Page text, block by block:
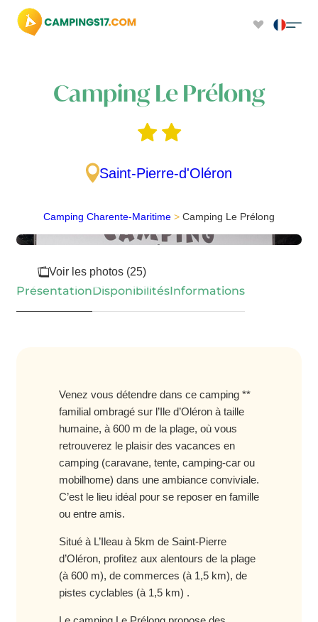
Camping Le Prélong
Saint-Pierre-d'Oléron
Camping Charente-Maritime > Camping Le Prélong
Voir les photos (25)
PrésentationDisponibilitésInformations
Venez vous détendre dans ce camping **
familial ombragé sur l’Ile d’Oléron à taille
humaine, à 600 m de la plage, où vous
retrouverez le plaisir des vacances en
camping (caravane, tente, camping-car ou
mobilhome) dans une ambiance conviviale.
C’est le lieu idéal pour se reposer en famille
ou entre amis.
Situé à L’Ileau à 5km de Saint-Pierre
d’Oléron, profitez aux alentours de la plage
(à 600 m), de commerces (à 1,5 km), de
pistes cyclables (à 1,5 km) .